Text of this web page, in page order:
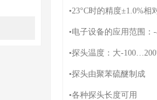
•23°C时的精度±1.0%相
•电子设备的应用范围
•探头温度：大-
•探头由聚苯硫醚制成
•各种探头长度可用